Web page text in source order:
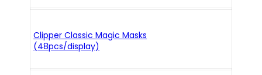
Clipper Classic Magic Masks
(48pcs/display)